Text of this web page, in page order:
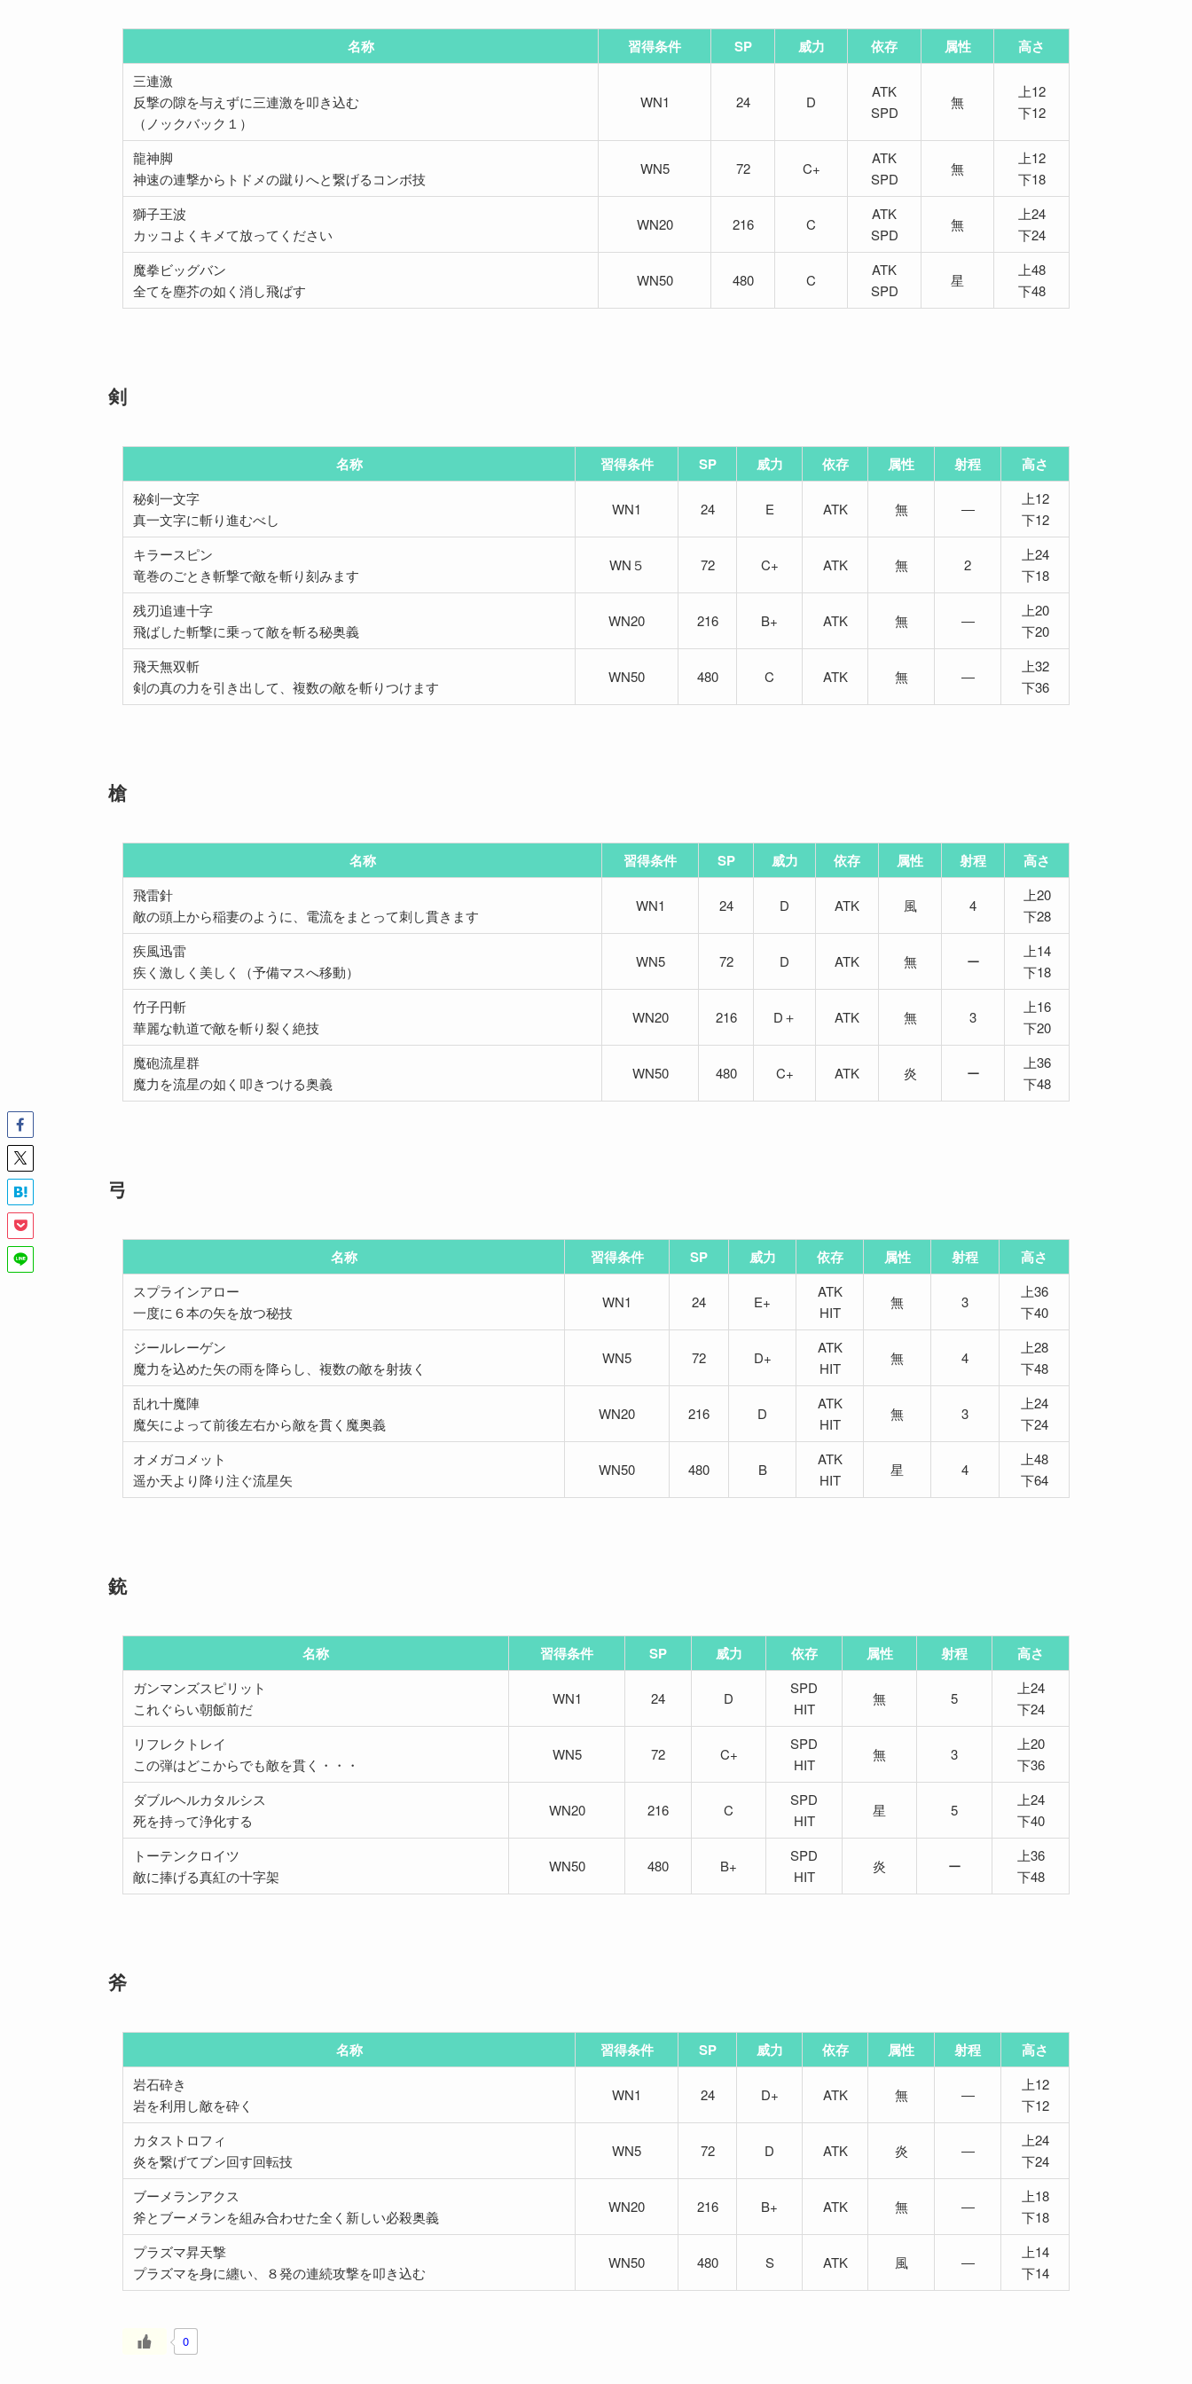
名称 習得条件 SP 威力 依存 属性 高さ
三連激
反撃の隙を与えずに三連激を叩き込む
（ノックバック１）
WN1 24 D
ATK
SPD
無
上12
下12
龍神脚
神速の連撃からトドメの蹴りへと繋げるコンボ技
WN5 72 C+
ATK
SPD
無
上12
下18
獅子王波
カッコよくキメて放ってください
WN20 216 C
ATK
SPD
無
上24
下24
魔拳ビッグバン
全てを塵芥の如く消し飛ばす
WN50 480 C
ATK
SPD
星
上48
下48
剣
名称 習得条件 SP 威力 依存 属性 射程 高さ
秘剣一文字
真一文字に斬り進むべし
WN1 24 E ATK 無 ―
上12
下12
キラースピン
竜巻のごとき斬撃で敵を斬り刻みます
WN５ 72 C+ ATK 無 2
上24
下18
残刃追連十字
飛ばした斬撃に乗って敵を斬る秘奥義
WN20 216 B+ ATK 無 ―
上20
下20
飛天無双斬
剣の真の力を引き出して、複数の敵を斬りつけます
WN50 480 C ATK 無 ―
上32
下36
槍
名称 習得条件 SP 威力 依存 属性 射程 高さ
飛雷針
敵の頭上から稲妻のように、電流をまとって刺し貫きます
WN1 24 D ATK 風 4
上20
下28
疾風迅雷
疾く激しく美しく（予備マスへ移動）
WN5 72 D ATK 無 ー
上14
下18
竹子円斬
華麗な軌道で敵を斬り裂く絶技
WN20 216 D＋ ATK 無 3
上16
下20
魔砲流星群
魔力を流星の如く叩きつける奥義
WN50 480 C+ ATK 炎 ー
上36
下48
弓
名称 習得条件 SP 威力 依存 属性 射程 高さ
スプラインアロー
一度に６本の矢を放つ秘技
WN1 24 E+
ATK
HIT
無 3
上36
下40
ジールレーゲン
魔力を込めた矢の雨を降らし、複数の敵を射抜く
WN5 72 D+
ATK
HIT
無 4
上28
下48
乱れ十魔陣
魔矢によって前後左右から敵を貫く魔奥義
WN20 216 D
ATK
HIT
無 3
上24
下24
オメガコメット
遥か天より降り注ぐ流星矢
WN50 480 B
ATK
HIT
星 4
上48
下64
銃
名称 習得条件 SP 威力 依存 属性 射程 高さ
ガンマンズスピリット
これぐらい朝飯前だ
WN1 24 D
SPD
HIT
無 5
上24
下24
リフレクトレイ
この弾はどこからでも敵を貫く・・・
WN5 72 C+
SPD
HIT
無 3
上20
下36
ダブルヘルカタルシス
死を持って浄化する
WN20 216 C
SPD
HIT
星 5
上24
下40
トーテンクロイツ
敵に捧げる真紅の十字架
WN50 480 B+
SPD
HIT
炎 ー
上36
下48
斧
名称 習得条件 SP 威力 依存 属性 射程 高さ
岩石砕き
岩を利用し敵を砕く
WN1 24 D+ ATK 無 ―
上12
下12
カタストロフィ
炎を繋げてブン回す回転技
WN5 72 D ATK 炎 ―
上24
下24
ブーメランアクス
斧とブーメランを組み合わせた全く新しい必殺奥義
WN20 216 B+ ATK 無 ―
上18
下18
プラズマ昇天撃
プラズマを身に纏い、８発の連続攻撃を叩き込む
WN50 480 S ATK 風 ―
上14
下14
0